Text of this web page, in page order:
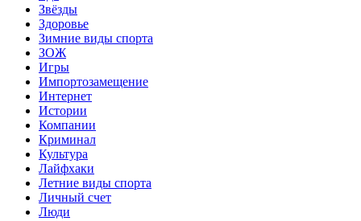
Звёзды
Здоровье
Зимние виды спорта
ЗОЖ
Игры
Импортозамещение
Интернет
Истории
Компании
Криминал
Культура
Лайфхаки
Летние виды спорта
Личный счет
Люди